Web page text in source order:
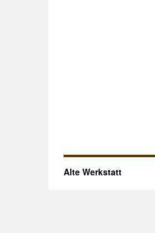
Alte Werkstatt